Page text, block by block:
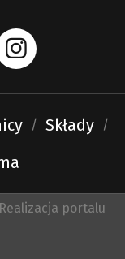
Składy
portalu